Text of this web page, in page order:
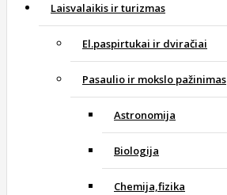
Laisvalaikis ir turizmas
El.paspirtukai ir dviračiai
Pasaulio ir mokslo pažinimas
Astronomija
Biologija
Chemija,fizika